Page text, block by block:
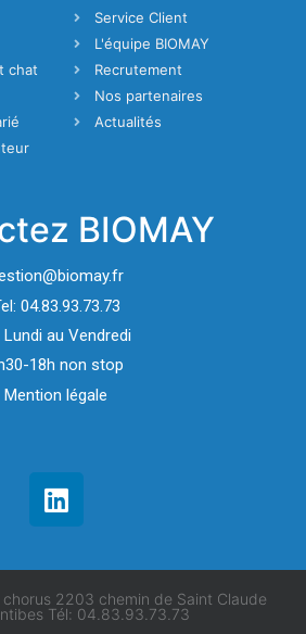
chat
Service Client
L'équipe BIOMAY
Recrutement
Nos partenaires
Actualités
BIOMAY
04.83.93.73.73
Lundi au Vendredi
18h non stop
Mention légale
chorus 2203 chemin de Saint Claude
Tél: 04.83.93.73.73